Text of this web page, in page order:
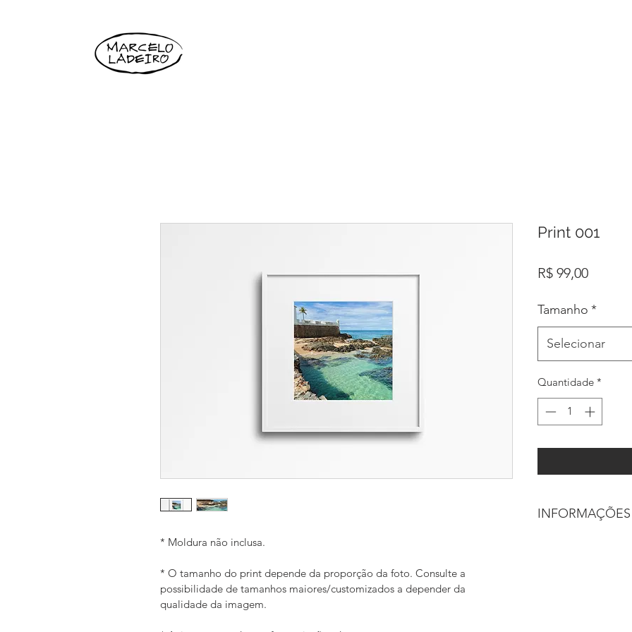
* Moldura não inclusa.
* O tamanho do print depende da proporção da foto. Consulte a
possibilidade de tamanhos maiores/customizados a depender da
qualidade da imagem.
Print 001
R$ 99,00Preço
Tamanho *
Selecionar
Quantidade *
INFORMAÇÕES